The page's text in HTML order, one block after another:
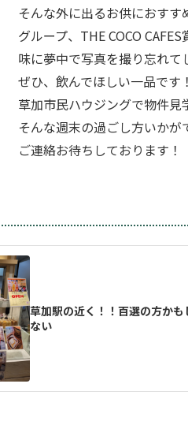
そんな外に出るお供におすす
グループ、THE COCO
味に夢中で写真を撮り忘れて
ぜひ、飲んでほしい一品です！
草加市民ハウジングで物件
そんな週末の過ごし方いかが
ご連絡お待ちしております！
草加駅の近く！！百選の方かも
ない